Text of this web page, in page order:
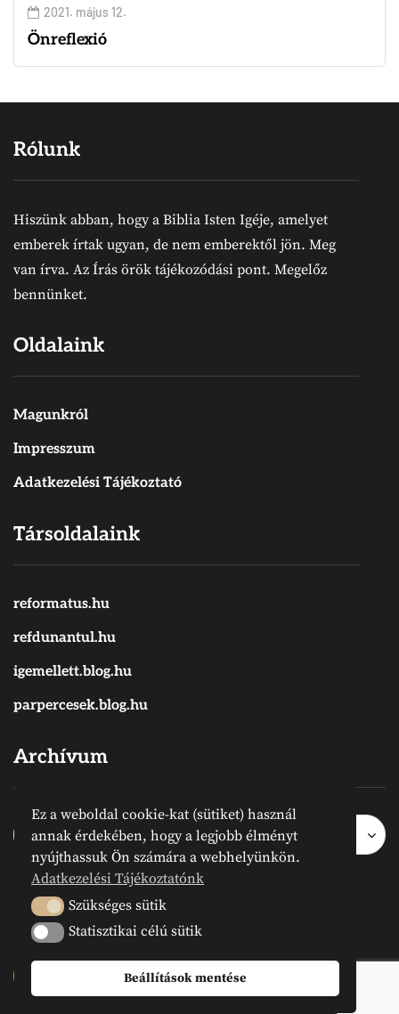
2021. május 12.
Önreflexió
Rólunk
Hiszünk abban, hogy a Biblia Isten Igéje, amelyet
emberek írtak ugyan, de nem emberektől jön. Meg
van írva. Az Írás örök tájékozódási pont. Megelőz
bennünket.
Oldalaink
Magunkról
Impresszum
Adatkezelési Tájékoztató
Társoldalaink
reformatus.hu
refdunantul.hu
igemellett.blog.hu
parpercesek.blog.hu
Archívum
Archívum
Hónap kijelölése
Archívum
2024 © Megvanirva.hu - Minden jog
fenntartva.
Ez a weboldal cookie-kat (sütiket) használ
annak érdekében, hogy a legjobb élményt
nyújthassuk Ön számára a webhelyünkön.
Adatkezelési Tájékoztatónk
Szükséges sütik
Szükséges sütik
Statisztikai célú sütik
Statisztikai célú sütik
Beállítások mentése